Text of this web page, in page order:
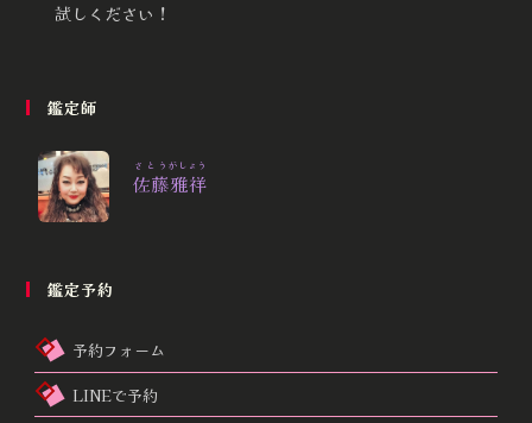
試しください！
鑑定師
佐藤
さとう
雅祥
がしょう
鑑定予約
予約フォーム
LINEで予約